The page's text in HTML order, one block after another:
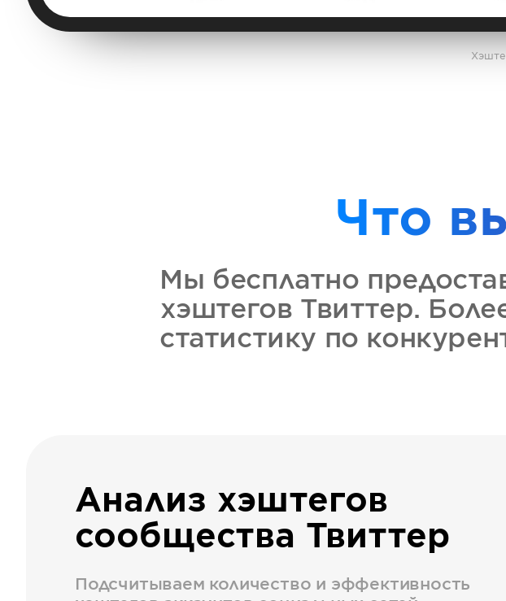
Что
Мы бесплатно
хэштегов Твиттер.
статистику по
Анализ хэштегов
сообщества Твиттер
Подсчитываем количество и эффективность